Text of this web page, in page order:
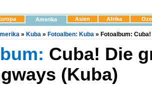
Amerika Asien Afrika
» Kuba » Fotoalben: Kuba » Fotoalbum:
Cuba! Die
(Kuba)